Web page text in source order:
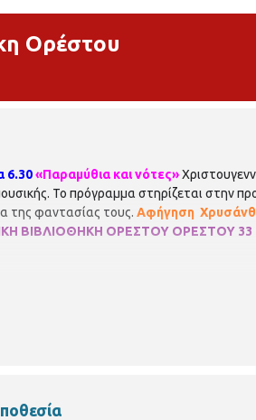
Ορέστου
6.30«Παραμύθια και νότες»
Το πρόγραμμα στηρίζεται στην
της φαντασίας τους. Αφήγηση
ΒΙΒΛΙΟΘΗΚΗ ΟΡΕΣΤΟΥ ΟΡΕΣΤΟΥ 33